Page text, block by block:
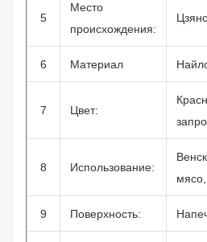
5
Место
происхождения:
6 Материал
7 Цвет:
8 Использование:
9 Поверхность: